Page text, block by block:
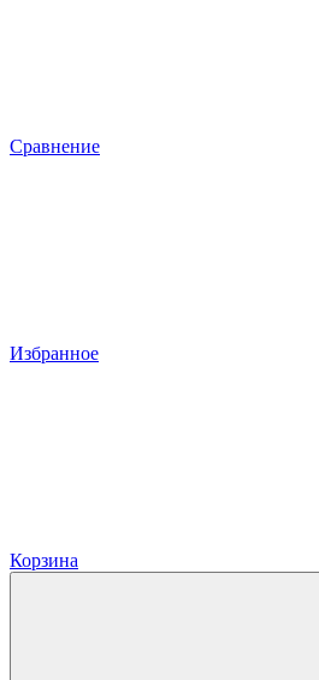
Сравнение
Избранное
Корзина